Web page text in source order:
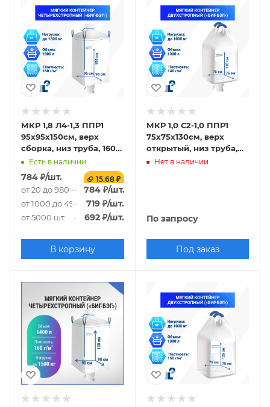
МКР 1,8 Л4-1,3 ППР1
95х95х150см, верх
сборка, низ труба, 160г/
м2Есть в наличии
784 ₽/шт. 15.68 ₽
от 20 до 980 шт. 784 ₽/шт.
от 1000 до 4980 шт.
719₽/шт.
от 5000 шт. 692₽/шт.
В корзину
МКР 1,0 С2-1,0 ППР1
75х75х130см, верх
открытый, низ труба,
140г/м2
Нет в наличии
По запросу
Под заказ